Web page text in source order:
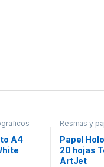
A4
Resmas y
Papel
20 hojas
ArtJet